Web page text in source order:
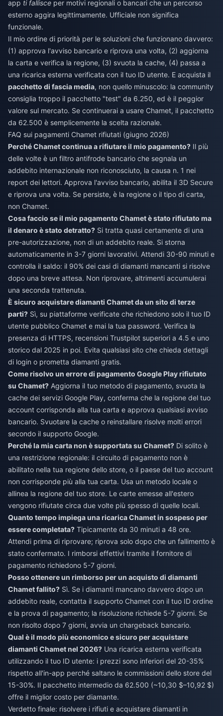
app ti fallisce per motivi regionali o bancari che un percorso
esterno aggira legittimamente. Ufficiale non significa
funzionale.
Il mio ordine di priorità per le soluzioni che funzionano davvero:
(1) approva l'avviso bancario e riprova una volta, (2) aggiorna
la carta e verifica la regione, (3) svuota la cache, (4) passa a
una ricarica esterna verificata con il tuo ID utente. E acquista il
pacchetto di fascia media, non quello minuscolo: la community
consiglia troppo il pacchetto "test" da 6.250, ed è il peggior
valore sul mercato. Se continuerai a usare Chamet, il pacchetto
da 62.500 è semplicemente la scelta razionale.
FAQ sui pagamenti Chamet rifiutati (giugno 2026)
Perché Chamet continua a rifiutare il mio pagamento? Il più
delle volte è un filtro antifrode bancario che segnala un
addebito internazionale non riconosciuto, la causa n. 1 nei
report dei lettori. Approva l'avviso bancario, abilita il 3D Secure
e riprova una volta. Se persiste, è la regione o il tipo di carta,
non Chamet.
Cosa faccio se il mio pagamento Chamet è stato rifiutato ma
il denaro è stato detratto? Si tratta quasi certamente di una
pre-autorizzazione, non di un addebito reale. Si storna
automaticamente in 3-7 giorni lavorativi. Attendi 30-90 minuti e
controlla il saldo: il 90% dei casi di diamanti mancanti si risolve
dopo una breve attesa. Non riprovare, altrimenti accumulerai
una seconda trattenuta.
È sicuro acquistare diamanti Chamet da un sito di terze
parti? Sì, su piattaforme verificate che richiedono solo il tuo ID
utente pubblico Chamet e mai la tua password. Verifica la
presenza di HTTPS, recensioni Trustpilot superiori a 4.5 e uno
storico dal 2025 in poi. Evita qualsiasi sito che chieda dettagli
di login o prometta diamanti gratis.
Come risolvo un errore di pagamento Google Play rifiutato
su Chamet? Aggiorna il tuo metodo di pagamento, svuota la
cache dei servizi Google Play, conferma che la regione del tuo
account corrisponda alla tua carta e approva qualsiasi avviso
bancario. Svuotare la cache o reinstallare risolve molti errori
secondo il supporto Google.
Perché la mia carta non è supportata su Chamet? Di solito è
una restrizione regionale: il circuito di pagamento non è
abilitato nella tua regione dello store, o il paese del tuo account
non corrisponde più alla tua carta. Usa un metodo locale o
allinea la regione del tuo store. Le carte emesse all'estero
vengono rifiutate circa due volte più spesso di quelle locali.
Quanto tempo impiega una ricarica Chamet in sospeso per
essere completata? Tipicamente da 30 minuti a 48 ore.
Attendi prima di riprovare; riprova solo dopo che un fallimento è
stato confermato. I rimborsi effettivi tramite il fornitore di
pagamento richiedono 5-7 giorni.
Posso ottenere un rimborso per un acquisto di diamanti
Chamet fallito? Sì. Se i diamanti mancano davvero dopo un
addebito reale, contatta il supporto Chamet con il tuo ID ordine
e la prova di pagamento; la risoluzione richiede 5-7 giorni. Se
non risolto dopo 7 giorni, avvia un chargeback bancario.
Qual è il modo più economico e sicuro per acquistare
diamanti Chamet nel 2026? Una ricarica esterna verificata
utilizzando il tuo ID utente: i prezzi sono inferiori del 20-35%
rispetto all'in-app perché saltano le commissioni dello store del
15-30%. Il pacchetto intermedio da 62.500 (~10,30 $–10,92 $)
offre il miglior costo per diamante.
Verdetto finale: risolvere i rifiuti e acquistare diamanti in